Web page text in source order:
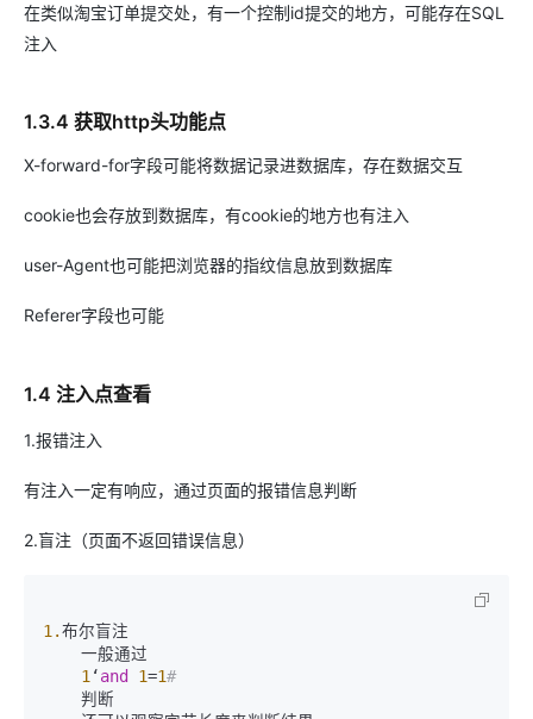
在类似淘宝订单提交处，有一个控制id提交的地方，可能存在SQL
注入
1.3.4 获取http头功能点
X-forward-for字段可能将数据记录进数据库，存在数据交互
cookie也会存放到数据库，有cookie的地方也有注入
user-Agent也可能把浏览器的指纹信息放到数据库
Referer字段也可能
1.4 注入点查看
1.报错注入
有注入一定有响应，通过页面的报错信息判断
2.盲注（页面不返回错误信息）
1.布尔盲注
1 ‘and 1=1#